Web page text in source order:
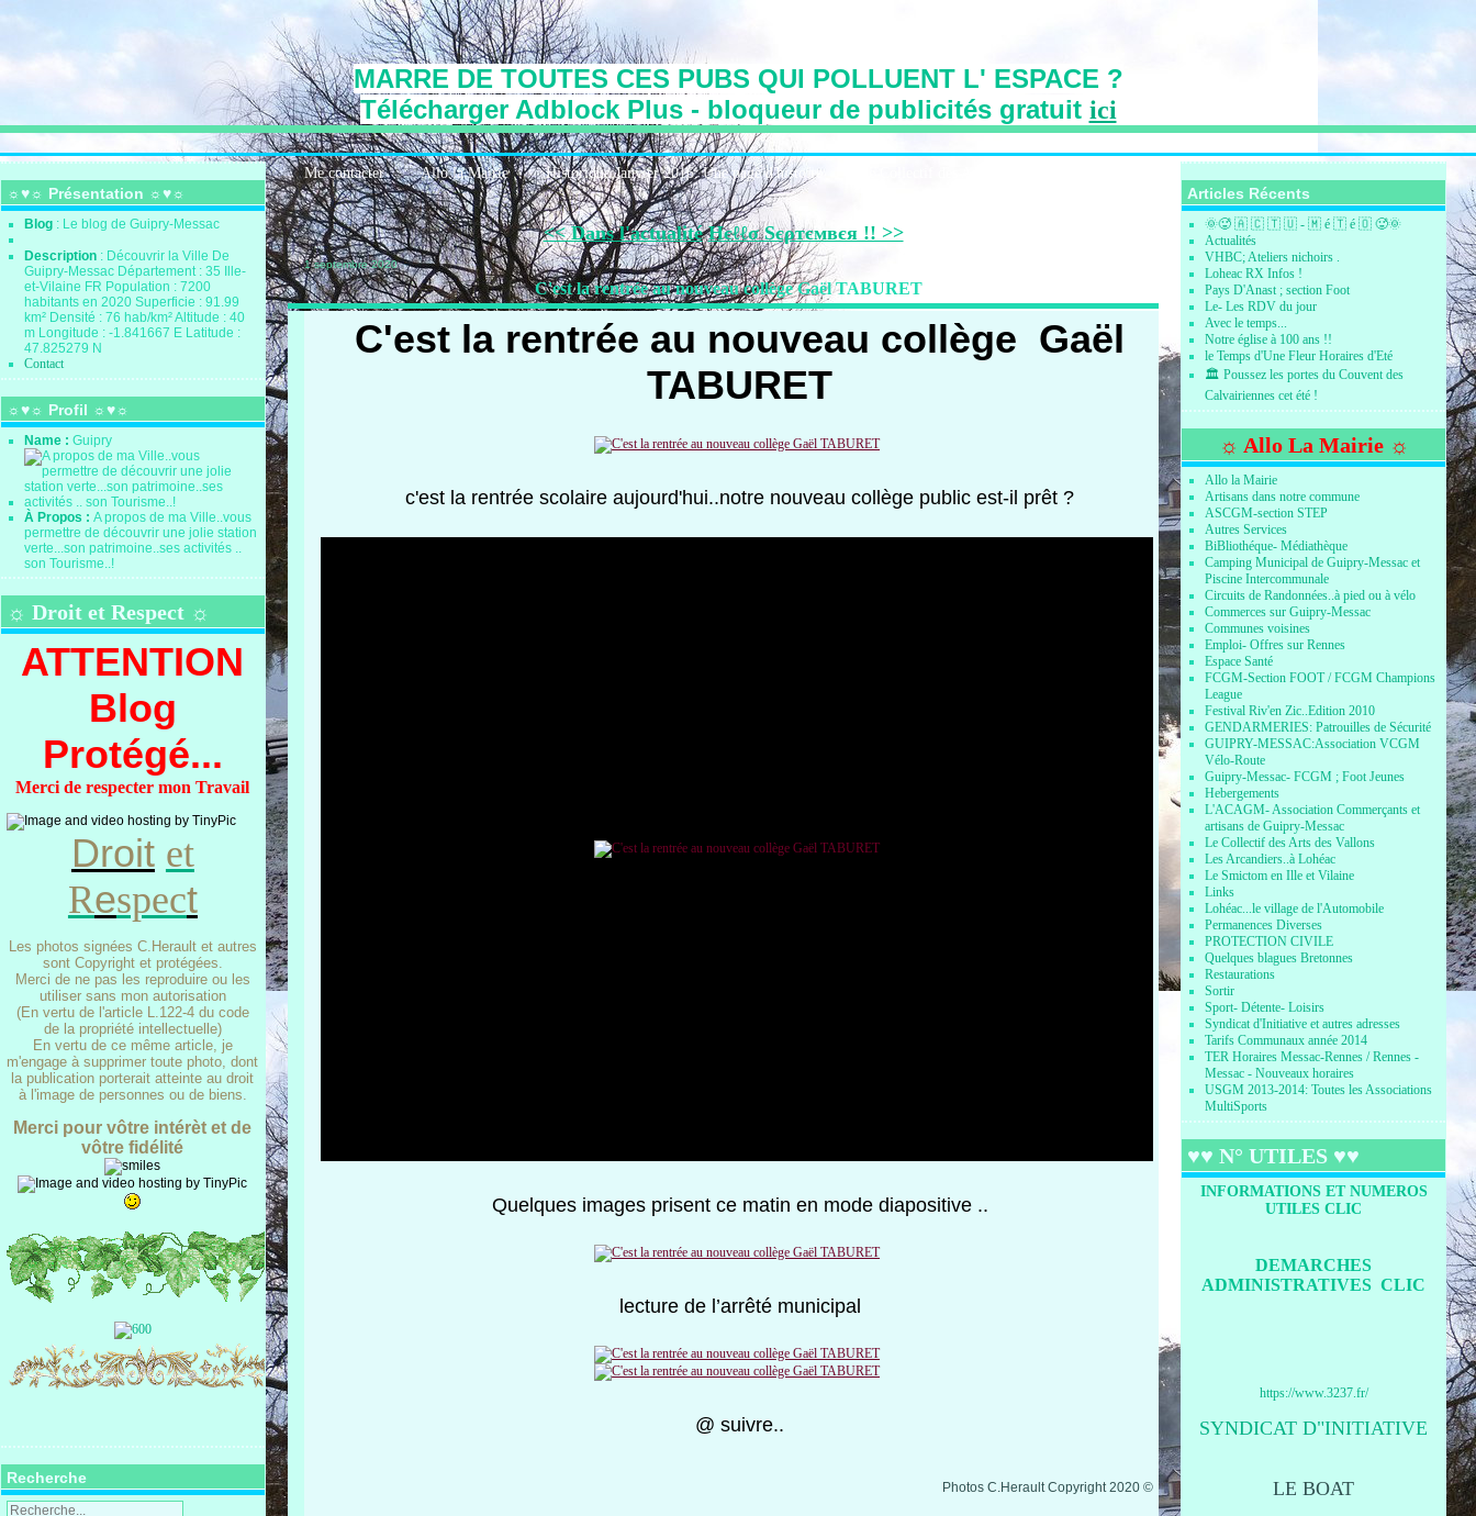
MARRE DE TOUTES CES PUBS QUI POLLUENT L' ESPACE ?
Télécharger Adblock Plus - bloqueur de publicités gratuit ici
☼♥☼ Présentation ☼♥☼
Blog : Le blog de Guipry-Messac
Description : Découvrir la Ville De
Guipry-Messac Département : 35 Ille-
et-Vilaine FR Population : 7200
habitants en 2020 Superficie : 91.99
km² Densité : 76 hab/km² Altitude : 40
m Longitude : -1.841667 E Latitude :
47.825279 N
Contact
☼♥☼ Profil ☼♥☼
Name :Guipry
À Propos :A propos de ma Ville..vous
permettre de découvrir une jolie station
verte...son patrimoine..ses activités ..
son Tourisme..!
☼ Droit et Respect ☼
ATTENTION
Blog
Protégé...
Merci de respecter mon Travail
Droit et
Respect
Les photos signées C.Herault et autres
sont Copyright et protégées.
Merci de ne pas les reproduire ou les
utiliser sans mon autorisation
(En vertu de l'article L.122-4 du code
de la propriété intellectuelle)
En vertu de ce même article, je
m'engage à supprimer toute photo, dont
la publication porterait atteinte au droit
à l'image de personnes ou de biens.
Merci pour vôtre intérèt et de
vôtre fidélité
Recherche
Me contacter Allo la Mairie Historique:Janvier 2016: Une page d'histoire
<< Dans l'actualité Нєℓℓσ Sєρтємвєя !! >>
1 septembre 2020
C'est la rentrée au nouveau collège Gaël TABURET
C'est la rentrée au nouveau collège Gaël
TABURET
c'est la rentrée scolaire aujourd'hui..notre nouveau collège public est-il prêt ?
Quelques images prisent ce matin en mode diapositive ..
lecture de l’arrêté municipal
@ suivre..
Photos C.HeraultCopyright 2020 ©
Articles Récents
🌞🥵 🇦 🇨 🇹 🇺 - 🇲 é 🇹 é 🇴 🥵🌞
Actualités
VHBC; Ateliers nichoirs .
Loheac RX Infos !
Pays D'Anast ; section Foot
Le- Les RDV du jour
Avec le temps...
Notre église à 100 ans !!
le Temps d'Une Fleur Horaires d'Eté
🏛️ Poussez les portes du Couvent des
Calvairiennes cet été !
☼ Allo La Mairie ☼
Allo la Mairie
Artisans dans notre commune
ASCGM-section STEP
Autres Services
BiBliothéque- Médiathèque
Camping Municipal de Guipry-Messac et
Piscine Intercommunale
Circuits de Randonnées..à pied ou à vélo
Commerces sur Guipry-Messac
Communes voisines
Emploi- Offres sur Rennes
Espace Santé
FCGM-Section FOOT / FCGM Champions
League
Festival Riv'en Zic..Edition 2010
GENDARMERIES: Patrouilles de Sécurité
GUIPRY-MESSAC:Association VCGM
Vélo-Route
Guipry-Messac- FCGM ; Foot Jeunes
Hebergements
L'ACAGM- Association Commerçants et
artisans de Guipry-Messac
Le Collectif des Arts des Vallons
Les Arcandiers..à Lohéac
Le Smictom en Ille et Vilaine
Links
Lohéac...le village de l'Automobile
Permanences Diverses
PROTECTION CIVILE
Quelques blagues Bretonnes
Restaurations
Sortir
Sport- Détente- Loisirs
Syndicat d'Initiative et autres adresses
Tarifs Communaux année 2014
TER Horaires Messac-Rennes / Rennes -
Messac - Nouveaux horaires
USGM 2013-2014: Toutes les Associations
MultiSports
♥♥ N° UTILES ♥♥
INFORMATIONS ET NUMEROS
UTILES CLIC
DEMARCHES
ADMINISTRATIVES CLIC
https://www.3237.fr/
SYNDICAT D"INITIATIVE
LE BOAT